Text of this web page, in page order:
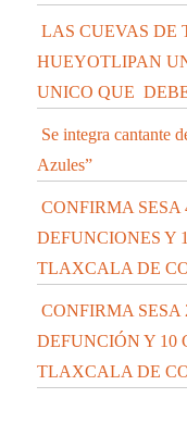
LAS CUEVAS DE
HUEYOTLIPAN
UNICO QUE
Se integra cantante
Azules”
CONFIRMA SESA
DEFUNCIONES Y
TLAXCALA DE
CONFIRMA SESA
DEFUNCIÓN Y 10
TLAXCALA DE